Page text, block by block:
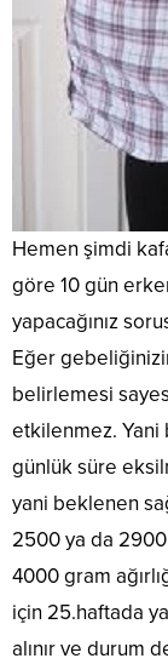
Hemen şimdi
göre 10 gün
yapacağınız
Eğer
belirlemesi
etkilenmez. Yani
günlük süre
yani beklenen
2500 ya da 2900
4000 gram
için 25.haftada
alınır ve durum